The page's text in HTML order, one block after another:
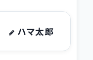
ハマ太郎